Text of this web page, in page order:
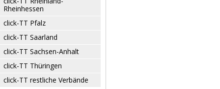
Rheinhessen
click-TT Pfalz
click-TT Saarland
click-TT Sachsen-Anhalt
click-TT Thüringen
click-TT restliche Verbände